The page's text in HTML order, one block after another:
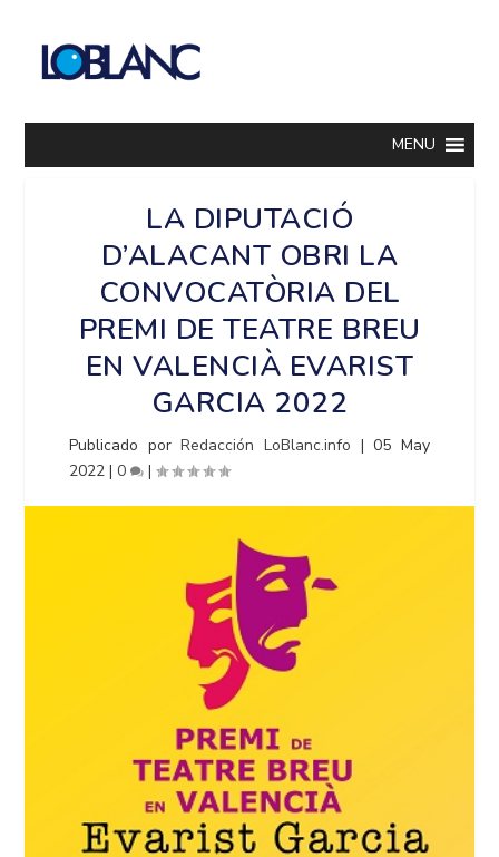
MENU
LA DIPUTACIÓ
D’ALACANT OBRI LA
CONVOCATÒRIA DEL
PREMI DE TEATRE BREU
EN VALENCIÀ EVARIST
GARCIA 2022
Publicado porRedacción LoBlanc.info |05 May
2022 |0 |